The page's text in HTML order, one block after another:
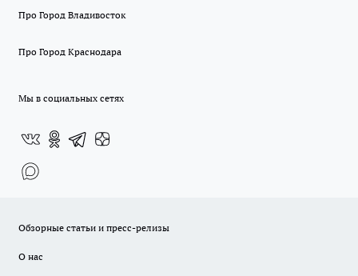
Про Город Владивосток
Про Город Краснодара
Мы в социальных сетях
Обзорные статьи и пресс-релизы
О нас